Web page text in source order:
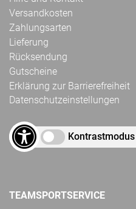
Versandkosten
Zahlungsarten
Lieferung
Rücksendung
Gutscheine
Erklärung zur Barrierefreiheit
Datenschutzeinstellungen
TEAMSPORTSERVICE